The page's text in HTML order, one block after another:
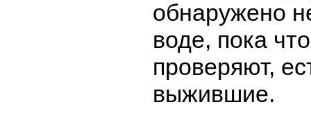
обнаружено
воде, пока
проверяют,
выжившие.